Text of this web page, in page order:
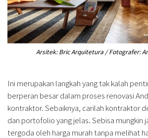
Arsitek: Bric Arquitetura / Fotografer:
Ini merupakan langkah yang tak kalah
berperan besar dalam proses renovasi
kontraktor. Sebaiknya, carilah kontraktor
dan portofolio yang jelas. Sebisa mungkin
tergoda oleh harga murah tanpa melihat